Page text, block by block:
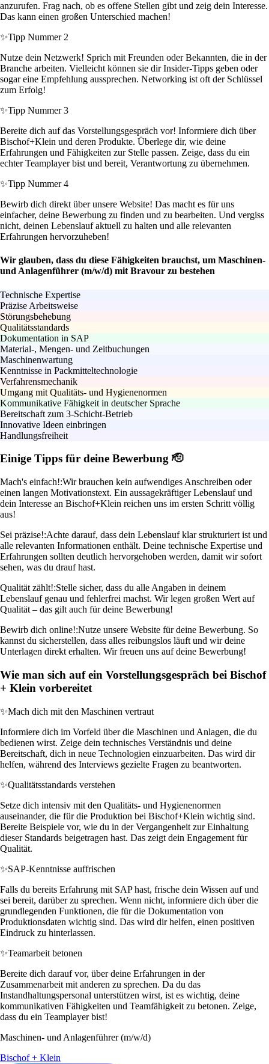
anzurufen. Frag nach, ob es offene Stellen gibt und zeig dein Interesse.
Das kann einen großen Unterschied machen!
✨Tipp Nummer 2
Nutze dein Netzwerk! Sprich mit Freunden oder Bekannten, die in der
Branche arbeiten. Vielleicht können sie dir Insider-Tipps geben oder
sogar eine Empfehlung aussprechen. Networking ist oft der Schlüssel
zum Erfolg!
✨Tipp Nummer 3
Bereite dich auf das Vorstellungsgespräch vor! Informiere dich über
Bischof+Klein und deren Produkte. Überlege dir, wie deine
Erfahrungen und Fähigkeiten zur Stelle passen. Zeige, dass du ein
echter Teamplayer bist und bereit, Verantwortung zu übernehmen.
✨Tipp Nummer 4
Bewirb dich direkt über unsere Website! Das macht es für uns
einfacher, deine Bewerbung zu finden und zu bearbeiten. Und vergiss
nicht, deinen Lebenslauf aktuell zu halten und alle relevanten
Erfahrungen hervorzuheben!
Wir glauben, dass du diese Fähigkeiten brauchst, um Maschinen-
und Anlagenführer (m/w/d) mit Bravour zu bestehen
Technische Expertise
Präzise Arbeitsweise
Störungsbehebung
Qualitätsstandards
Dokumentation in SAP
Material-, Mengen- und Zeitbuchungen
Maschinenwartung
Kenntnisse in Packmitteltechnologie
Verfahrensmechanik
Umgang mit Qualitäts- und Hygienenormen
Kommunikative Fähigkeit in deutscher Sprache
Bereitschaft zum 3-Schicht-Betrieb
Innovative Ideen einbringen
Handlungsfreiheit
Einige Tipps für deine Bewerbung 🫡
Mach's einfach!:Wir brauchen kein aufwendiges Anschreiben oder
einen langen Motivationstext. Ein aussagekräftiger Lebenslauf und
dein Interesse an Bischof+Klein reichen uns im ersten Schritt völlig
aus!
Sei präzise!:Achte darauf, dass dein Lebenslauf klar strukturiert ist und
alle relevanten Informationen enthält. Deine technische Expertise und
Erfahrungen sollten deutlich hervorgehoben werden, damit wir sofort
sehen, was du drauf hast.
Qualität zählt!:Stelle sicher, dass du alle Angaben in deinem
Lebenslauf genau und fehlerfrei machst. Wir legen großen Wert auf
Qualität – das gilt auch für deine Bewerbung!
Bewirb dich online!:Nutze unsere Website für deine Bewerbung. So
kannst du sicherstellen, dass alles reibungslos läuft und wir deine
Unterlagen direkt erhalten. Wir freuen uns auf deine Bewerbung!
Wie man sich auf ein Vorstellungsgespräch bei Bischof
+ Klein vorbereitet
✨Mach dich mit den Maschinen vertraut
Informiere dich im Vorfeld über die Maschinen und Anlagen, die du
bedienen wirst. Zeige dein technisches Verständnis und deine
Bereitschaft, dich in neue Technologien einzuarbeiten. Das wird dir
helfen, während des Interviews gezielte Fragen zu beantworten.
✨Qualitätsstandards verstehen
Setze dich intensiv mit den Qualitäts- und Hygienenormen
auseinander, die für die Produktion bei Bischof+Klein wichtig sind.
Bereite Beispiele vor, wie du in der Vergangenheit zur Einhaltung
dieser Standards beigetragen hast. Das zeigt dein Engagement für
Qualität.
✨SAP-Kenntnisse auffrischen
Falls du bereits Erfahrung mit SAP hast, frische dein Wissen auf und
sei bereit, darüber zu sprechen. Wenn nicht, informiere dich über die
grundlegenden Funktionen, die für die Dokumentation von
Produktionsdaten wichtig sind. Das wird dir helfen, einen positiven
Eindruck zu hinterlassen.
✨Teamarbeit betonen
Bereite dich darauf vor, über deine Erfahrungen in der
Zusammenarbeit mit anderen zu sprechen. Da du das
Instandhaltungspersonal unterstützen wirst, ist es wichtig, deine
kommunikativen Fähigkeiten und Teamfähigkeit zu betonen. Zeige,
dass du ein Teamplayer bist!
Maschinen- und Anlagenführer (m/w/d)
Bischof + Klein